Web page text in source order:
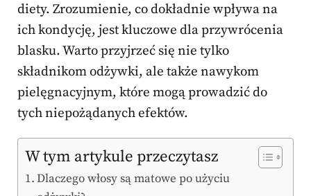
diety. Zrozumienie, co dokładnie wpływa na
ich kondycję, jest kluczowe dla przywrócenia
blasku. Warto przyjrzeć się nie tylko
składnikom odżywki, ale także nawykom
pielęgnacyjnym, które mogą prowadzić do
tych niepożądanych efektów.
W tym artykule przeczytasz
Dlaczego włosy są matowe po użyciu